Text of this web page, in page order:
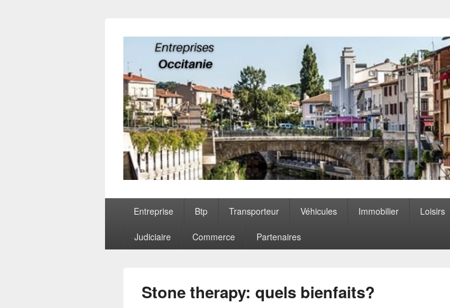
Entreprises Occitanie
principalEntreprise Btp Transporteur Véhicules Immobilier Loisirs
Judiciaire Commerce Partenaires
Stone therapy: quels bienfaits?